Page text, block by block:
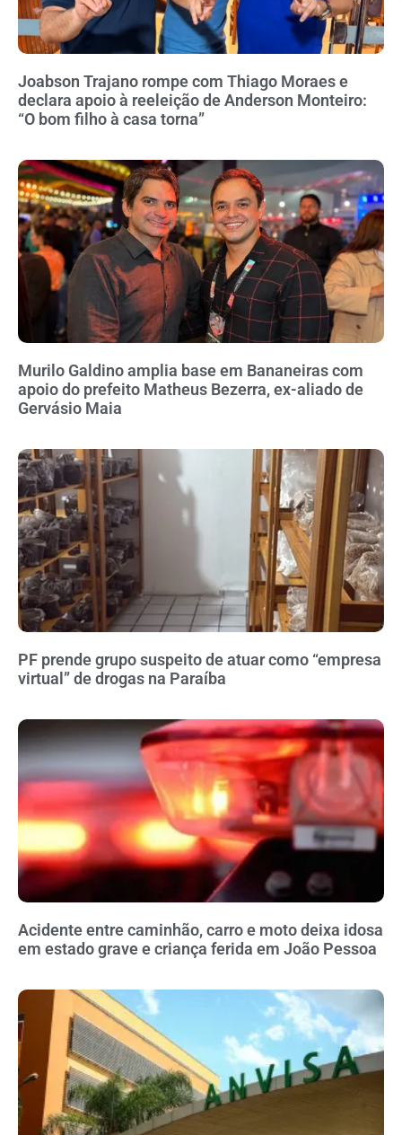
Joabson Trajano rompe com Thiago Moraes e
declara apoio à reeleição de Anderson Monteiro:
“O bom filho à casa torna”
Murilo Galdino amplia base em Bananeiras com
apoio do prefeito Matheus Bezerra, ex-aliado de
Gervásio Maia
PF prende grupo suspeito de atuar como “empresa
virtual” de drogas na Paraíba
Acidente entre caminhão, carro e moto deixa idosa
em estado grave e criança ferida em João Pessoa